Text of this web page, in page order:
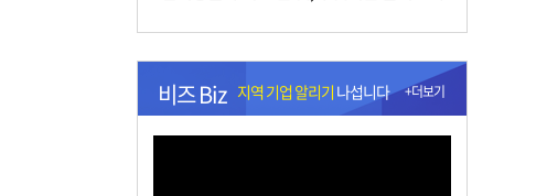
비즈 Biz 지역 기업 알리기 나섭니다 +더보기